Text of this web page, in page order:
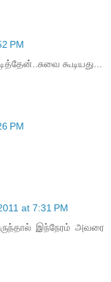
PM
கூடியது...
PM
at 7:31 PM
இந்நேரம் அவரை